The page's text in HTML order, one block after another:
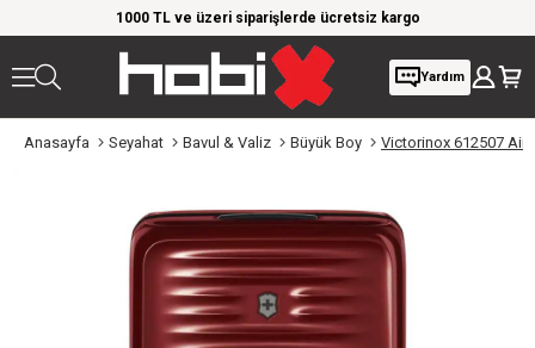
1000 TL ve üzeri siparişlerde ücretsiz kargo
Yardım
Anasayfa Seyahat Bavul & Valiz Büyük Boy